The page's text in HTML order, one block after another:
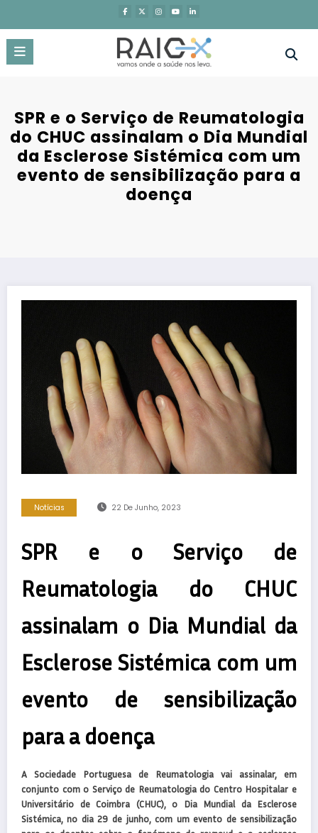
o
conteúdo
SPR e o Serviço de Reumatologia
do CHUC assinalam o Dia Mundial
da Esclerose Sistémica com um
evento de sensibilização para a
doença
Notícias 22 De Junho, 2023
SPR e o Serviço de
Reumatologia do CHUC
assinalam o Dia Mundial da
Esclerose Sistémica com um
evento de sensibilização
para a doença
A Sociedade Portuguesa de Reumatologia vai assinalar, em
conjunto com o Serviço de Reumatologia do Centro Hospitalar e
Universitário de Coimbra (CHUC), o Dia Mundial da Esclerose
Sistémica, no dia 29 de junho, com um evento de sensibilização